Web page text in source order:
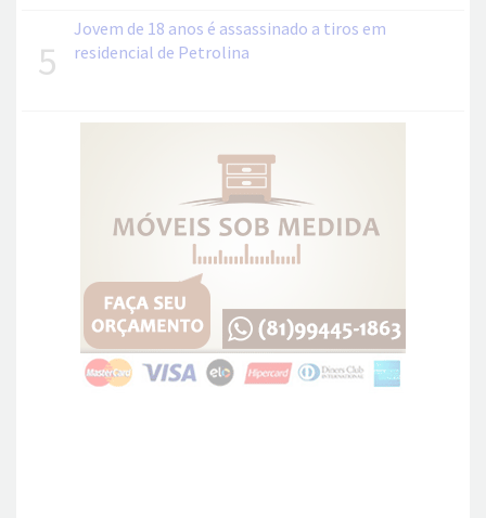
5
Jovem de 18 anos é assassinado a tiros em
residencial de Petrolina